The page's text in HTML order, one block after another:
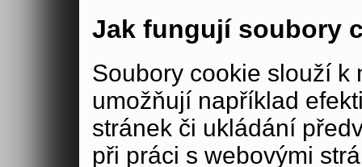
Jak fungují soubory
Soubory cookie slouží k
umožňují například
stránek či ukládání
při práci s webovými